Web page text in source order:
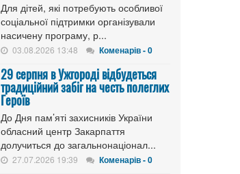
Для дітей, які потребують особливої
соціальної підтримки організували
насичену програму, р...
03.08.2026 13:48 Коменарів - 0
29 серпня в Ужгороді відбудеться
традиційний забіг на честь полеглих
Героїв
До Дня пам’яті захисників України
обласний центр Закарпаття
долучиться до загальнонаціонал...
27.07.2026 19:39 Коменарів - 0